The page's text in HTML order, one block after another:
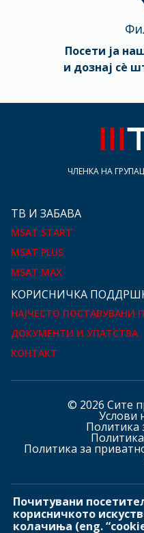
Посети ја
и дознај сè
ЧЛЕНКА НА
ТВ И ЗАБАВА
MSAT START
MSAT PLUS
MSAT MAX
КOРИСНИЧКА
НАЈЧЕСТО ПОСТАВУВАНИ
ДОКУМЕНТИ И УПАТСТВА
КОНТАКТ
© 2026 Сите
Услови
Политика
Политика за
Почитувани
корисничкото
колачиња (eng.